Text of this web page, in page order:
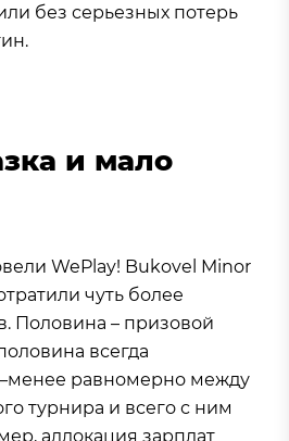
без серьезных потерь
и мало
WePlay! Bukovel Minor
чуть более
Половина – призовой
всегда
равномерно между
турнира и всего с ним
аллокация зарплат